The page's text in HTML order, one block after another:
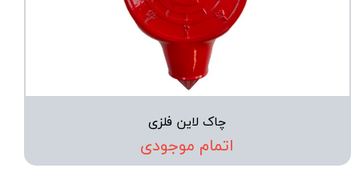
چاک لاین فلزی
اتمام موجودی